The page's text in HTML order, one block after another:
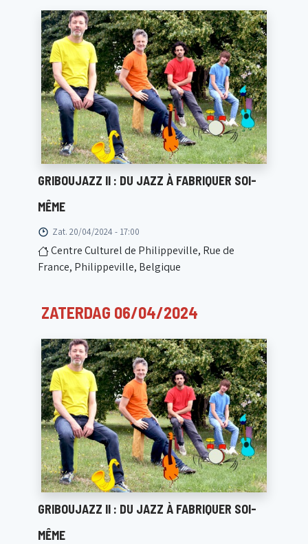
GRIBOUJAZZ II : DU JAZZ À FABRIQUER SOI-
MÊME
Zat. 20/04/2024 - 17:00
Centre Culturel de Philippeville, Rue de
France, Philippeville, Belgique
ZATERDAG 06/04/2024
GRIBOUJAZZ II : DU JAZZ À FABRIQUER SOI-
MÊME